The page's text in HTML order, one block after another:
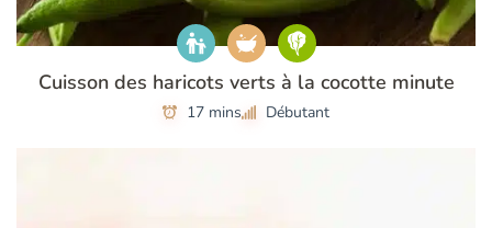
Cuisson des haricots verts à la cocotte minute
17 mins Débutant